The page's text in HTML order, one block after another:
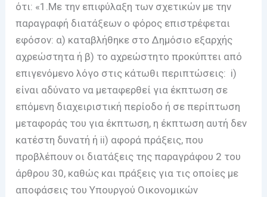
ότι: «1.Με την επιφύλαξη των σχετικών με την
παραγραφή διατάξεων ο φόρος επιστρέφεται
εφόσον: α) καταβλήθηκε στο Δημόσιο εξαρχής
αχρεώστητα ή β) το αχρεώστητο προκύπτει από
επιγενόμενο λόγο στις κάτωθι περιπτώσεις: i)
είναι αδύνατο να μεταφερθεί για έκπτωση σε
επόμενη διαχειριστική περίοδο ή σε περίπτωση
μεταφοράς του για έκπτωση, η έκπτωση αυτή δεν
κατέστη δυνατή ή ii) αφορά πράξεις, που
προβλέπουν οι διατάξεις της παραγράφου 2 του
άρθρου 30, καθώς και πράξεις για τις οποίες με
αποφάσεις του Υπουργού Οικονομικών